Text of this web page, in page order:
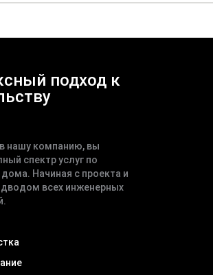
подход к
нашу компанию, вы
спектр услуг по
Начиная с проекта и
всех инженерных